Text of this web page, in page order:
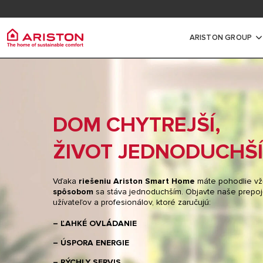
ARISTON GROUP
POBOČKY ARISTON SK
SLEDUJTE NÁS
DOPYT A SPOLUPRÁCA
TEPELNÉ ČERPADLÁ
REGULÁCIA
SMART HOME
KATALÓGY A CENNÍKY
NÁVODY K PRODUKTOM
STREDNÉ A
VODY
TEPELNÉ
PLYNOVÉ
DOM CHYTREJŠÍ,
ŽIVOT
Vďaka riešeniu Ariston Smart Home máte pohodlie
spôsobom sa stáva jednoduchším. Objavte naše
užívateľov a profesionálov, ktoré zaručujú:
– ĽAHKÉ OVLÁDANIE
– ÚSPORA ENERGIE